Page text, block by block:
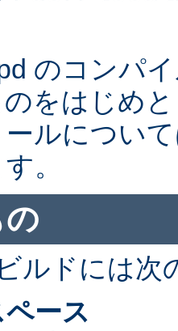
のコンパ
をはじめ
ールについ
。
ルドには次
ース